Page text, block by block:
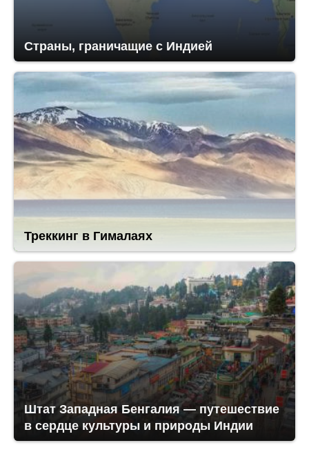
Страны, граничащие с Индией
Треккинг в Гималаях
Штат Западная Бенгалия — путешествие
в сердце культуры и природы Индии